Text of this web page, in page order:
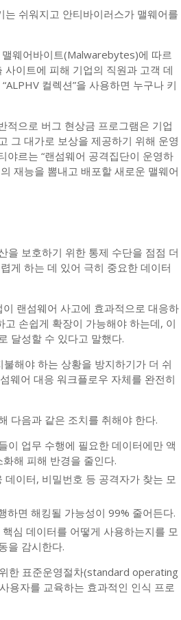
쉬워지고 안티바이러스가 맬웨어를
웨어바이트(Malwarebytes)에 따르
이트에 피해 기업의 직원과 고객 데
컬렉션”을 사용하면 누구나 키
적으로 버그 현상금 프로그램은 기업
그 대가로 보상을 제공하기 위해 운영
야르는 “랜섬웨어 공격집단이 운영하
재능을 뽐내고 배포할 새로운 맬웨어
을 보호하기 위한 통제 수단을 점점 더
게 하는 데 있어 극히 중요한 데이터
랜섬웨어 사고에 효과적으로 대응하
손쉽게 확장이 가능해야 하는데, 이
달성할 수 있다고 말했다.
해야 하는 상황을 방지하기가 더 쉬
웨어 대응 워크플로우 자체를 완전히
다음과 같은 조치를 취해야 한다.
이 업무 수행에 필요한 데이터에만 액
해 피해 반경을 줄인다.
이터, 비밀번호 등 공격자가 찾는 모
면 해킹될 가능성이 99% 줄어든다.
심 데이터를 어떻게 사용하는지를 모
을 감시한다.
한 표준운영절차(standard operating
용자를 교육하는 효과적인 인식 프로